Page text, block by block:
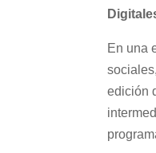
En una
edición